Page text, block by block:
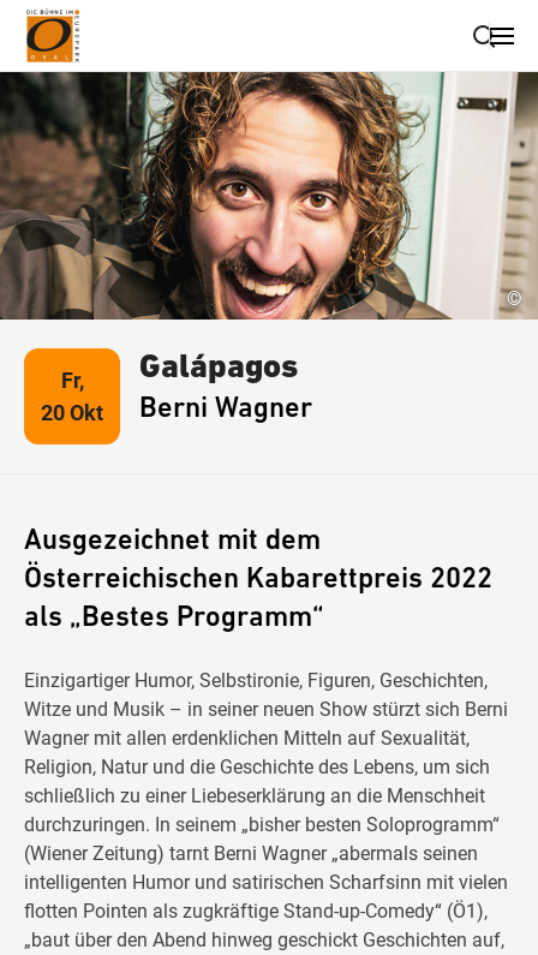
Suche schließen
Wegbeschreibung erhalten
©
Fr,
20 Okt
Galápagos
Berni Wagner
Ausgezeichnet mit dem
Österreichischen Kabarettpreis 2022
als „Bestes Programm“
Einzigartiger Humor, Selbstironie, Figuren, Geschichten,
Witze und Musik – in seiner neuen Show stürzt sich Berni
Wagner mit allen erdenklichen Mitteln auf Sexualität,
Religion, Natur und die Geschichte des Lebens, um sich
schließlich zu einer Liebeserklärung an die Menschheit
durchzuringen. In seinem „bisher besten Soloprogramm“
(Wiener Zeitung) tarnt Berni Wagner „abermals seinen
intelligenten Humor und satirischen Scharfsinn mit vielen
flotten Pointen als zugkräftige Stand-up-Comedy“ (Ö1),
„baut über den Abend hinweg geschickt Geschichten auf,